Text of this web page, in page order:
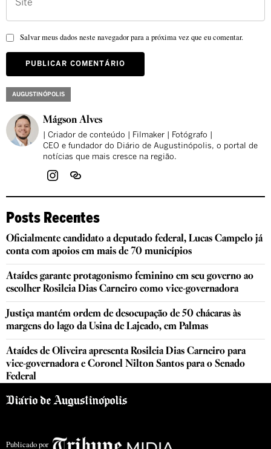
Salvar meus dados neste navegador para a próxima vez que eu comentar.
AUGUSTINÓPOLIS
Mágson Alves
| Criador de conteúdo | Filmaker | Fotógrafo |
CEO e fundador do Diário de Augustinópolis, o portal de
notícias que mais cresce na região.
Posts Recentes
Oficialmente candidato a deputado federal, Lucas Campelo já
conta com apoios em mais de 70 municípios
Ataídes garante protagonismo feminino em seu governo ao
escolher Rosileia Dias Carneiro como vice-governadora
Justiça mantém ordem de desocupação de 50 chácaras às
margens do lago da Usina de Lajeado, em Palmas
Ataídes de Oliveira apresenta Rosileia Dias Carneiro para
vice-governadora e Coronel Nilton Santos para o Senado
Federal
Publicado por